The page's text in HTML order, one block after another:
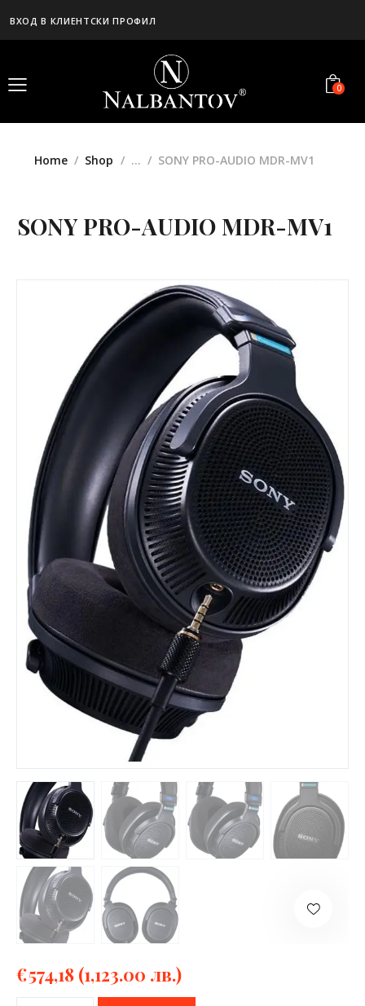
ВХОД В КЛИЕНТСКИ ПРОФИЛ
0
SONY PRO-AUDIO MDR-MV1
Home Shop ... SONY PRO-AUDIO MDR-MV1
€574,18 (1,123.00 лв.)